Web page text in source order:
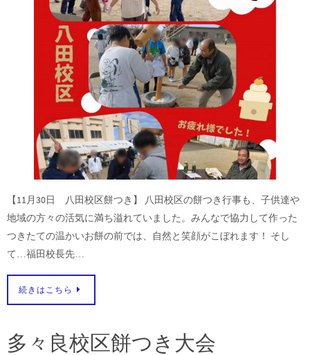
【11月30日 八田校区餅つき】 八田校区の餅つき行事も、子供達や
地域の方々の活気に満ち溢れていました。みんなで協力して作った
つきたての温かいお餅の前では、自然と笑顔がこぼれます！ そし
て…福田校長先…
続きはこちら
多々良校区餅つき大会